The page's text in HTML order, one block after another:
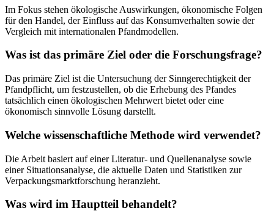
Im Fokus stehen ökologische Auswirkungen, ökonomische Folgen
für den Handel, der Einfluss auf das Konsumverhalten sowie der
Vergleich mit internationalen Pfandmodellen.
Was ist das primäre Ziel oder die Forschungsfrage?
Das primäre Ziel ist die Untersuchung der Sinngerechtigkeit der
Pfandpflicht, um festzustellen, ob die Erhebung des Pfandes
tatsächlich einen ökologischen Mehrwert bietet oder eine
ökonomisch sinnvolle Lösung darstellt.
Welche wissenschaftliche Methode wird verwendet?
Die Arbeit basiert auf einer Literatur- und Quellenanalyse sowie
einer Situationsanalyse, die aktuelle Daten und Statistiken zur
Verpackungsmarktforschung heranzieht.
Was wird im Hauptteil behandelt?